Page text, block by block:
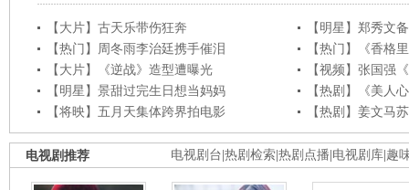
【大片】古天乐带伤狂奔
【明星】郑秀文
【热门】周冬雨李治廷携手催泪
【热门】《香格
【大片】《逆战》造型遭曝光
【视频】张国强
【明星】景甜过完生日想当妈妈
【热剧】《美人
【将映】五月天集体跨界拍电影
【热剧】姜文马
电视剧台 热剧检索 热剧点播 电视剧库 趣
电视剧推荐